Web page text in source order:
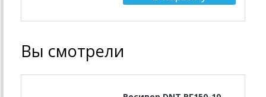
Вы смотрели